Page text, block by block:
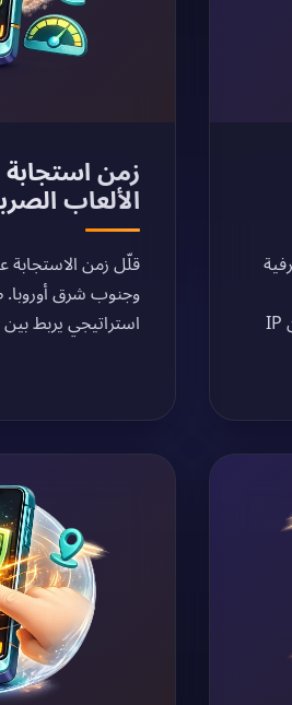
والبوابات الحكومية الصربية بأمان مع عنوان IP
زمن استجابة
الألعاب
قلّل زمن الاستجابة
وجنوب شرق أوروبا.
استراتيجي يربط بين